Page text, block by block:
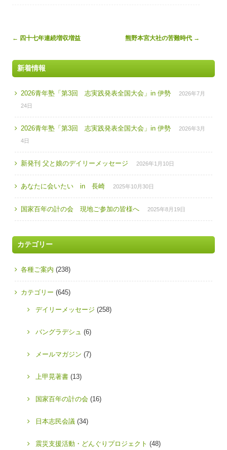
Post
← 四十七年連続増収増益 熊野本宮大社の苦難時代 →
新着情報
2026青年塾「第3回 志実践発表全国大会」in 伊勢
2026年7月
24日
2026青年塾「第3回 志実践発表全国大会」in 伊勢
2026年3月
4日
新発刊 父と娘のデイリーメッセージ 2026年1月10日
あなたに会いたい in 長崎 2025年10月30日
国家百年の計の会 現地ご参加の皆様へ 2025年8月19日
カテゴリー
各種ご案内 (238)
カテゴリー (645)
デイリーメッセージ (258)
バングラデシュ (6)
メールマガジン (7)
上甲晃著書 (13)
国家百年の計の会 (16)
日本志民会議 (34)
震災支援活動・どんぐりプロジェクト (48)